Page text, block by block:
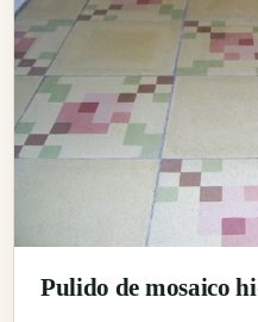
Pulido de mosaico